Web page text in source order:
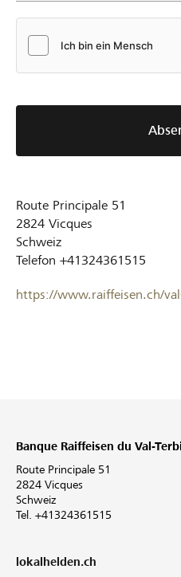
Route Principale 51
2824 Vicques
Schweiz
Telefon +41324361515
https://www.raiffeisen.ch/
Banque Raiffeisen du Val-Terbi
Route Principale 51
2824 Vicques
Schweiz
Tel. +41324361515
lokalhelden.ch